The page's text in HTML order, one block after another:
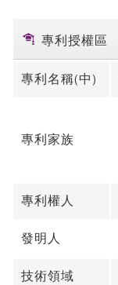
專利授權區
專利名稱(中)
專利家族
專利權人
發明人
技術領域